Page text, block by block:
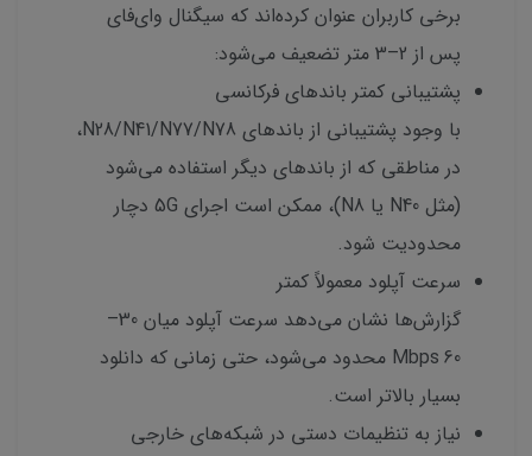
برخی کاربران عنوان کرده‌اند که سیگنال وای‌فای
پس از 2–3 متر تضعیف می‌شود:
پشتیبانی کمتر باندهای فرکانسی
با وجود پشتیبانی از باندهای N28/N41/N77/N78،
در مناطقی که از باندهای دیگر استفاده می‌شود
(مثل N40 یا N8)، ممکن است اجرای 5G دچار
محدودیت شود.
سرعت آپلود معمولاً کمتر
گزارش‌ها نشان می‌دهد سرعت آپلود میان 30–
60 Mbps محدود می‌شود، حتی زمانی که دانلود
بسیار بالاتر است.
نیاز به تنظیمات دستی در شبکه‌های خارجی